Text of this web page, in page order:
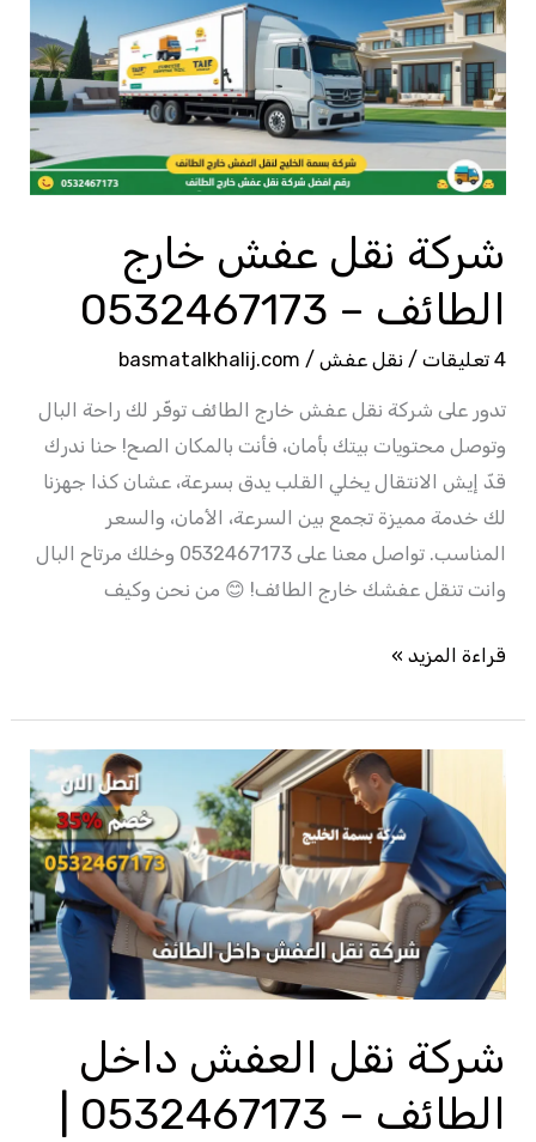
شركة نقل عفش خارج
الطائف – 0532467173
4 تعليقات / نقل عفش /
basmatalkhalij.com
تدور على شركة نقل عفش خارج الطائف توفّر لك راحة البال
وتوصل محتويات بيتك بأمان، فأنت بالمكان الصح! حنا ندرك
قدّ إيش الانتقال يخلي القلب يدق بسرعة، عشان كذا جهزنا
لك خدمة مميزة تجمع بين السرعة، الأمان، والسعر
المناسب. تواصل معنا على 0532467173 وخلك مرتاح البال
وانت تنقل عفشك خارج الطائف! 😊 من نحن وكيف
عفش
خارج
الطائف
–
0532467173
قراءة المزيد »
شركة نقل العفش داخل
العفش
داخل
الطائف
–
0532467173
احصل
خصم